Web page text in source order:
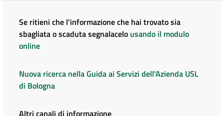
Se ritieni che l'informazione che hai trovato sia
sbagliata o scaduta segnalacelo usando il modulo
online
Nuova ricerca nella Guida ai Servizi dell'Azienda USL
di Bologna
Altri canali di informazione